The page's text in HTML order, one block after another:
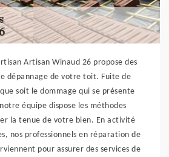
Artisan Winaud 26 propose des
dépannage de votre toit. Fuite de
soit le dommage qui se présente
équipe dispose les méthodes
la tenue de votre bien. En activité
nos professionnels en réparation de
pour assurer des services de